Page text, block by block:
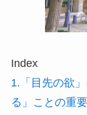
Index
1.「目先の欲
る」ことの重